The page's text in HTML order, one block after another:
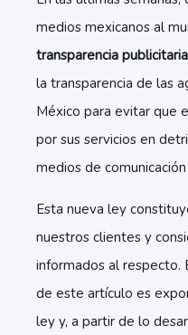
medios mexicanos al
transparencia publicitaria
la transparencia de las
México para evitar que
por sus servicios en
medios de
Esta nueva ley
nuestros clientes y
informados al respecto.
de este artículo es
ley y, a partir de lo